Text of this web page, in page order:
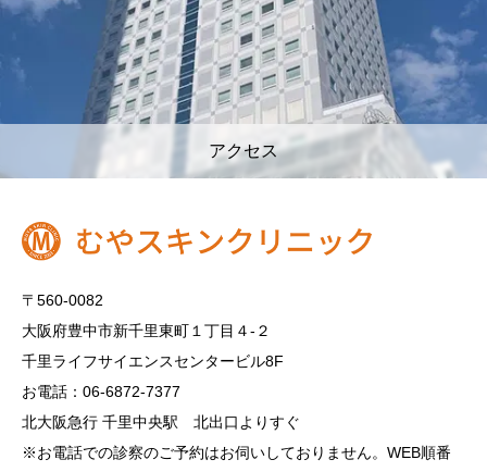
アクセス
〒560-0082
大阪府豊中市新千里東町１丁目４‐２
千里ライフサイエンスセンタービル8F
お電話：06-6872-7377
北大阪急行 千里中央駅 北出口よりすぐ
※お電話での診察のご予約はお伺いしておりません。WEB順番